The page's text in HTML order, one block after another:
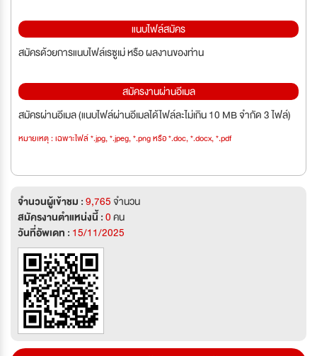
แนบไฟล์สมัคร
สมัครด้วยการแนบไฟล์เรซูเม่ หรือ ผลงานของท่าน
สมัครงานผ่านอีเมล
สมัครผ่านอีเมล (แนบไฟล์ผ่านอีเมลได้ไฟล์ละไม่เกิน 10 MB จำกัด 3 ไฟล์)
หมายเหตุ : เฉพาะไฟล์ *.jpg, *.jpeg, *.png หรือ *.doc, *.docx, *.pdf
จำนวนผู้เข้าชม :9,765จำนวน
สมัครงานตำแหน่งนี้ :0คน
วันที่อัพเดท : 15/11/2025